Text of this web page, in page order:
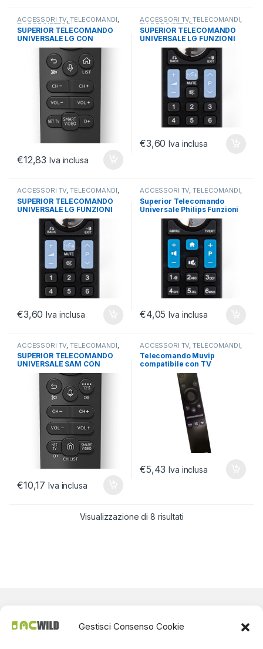
Gestisci Consenso Cookie
ACCESSORI TV,TELECOMANDI,
TV E PROIETTORI
SUPERIOR TELECOMANDO
UNIVERSALE LG CON
COMANDI VOCALI
€12,83 Iva inclusa
ACCESSORI TV,TELECOMANDI,
TV E PROIETTORI
SUPERIOR TELECOMANDO
UNIVERSALE LG FUNZIONI
SMART TV SHST TV
€3,60 Iva inclusa
ACCESSORI TV,TELECOMANDI,
TV E PROIETTORI
SUPERIOR TELECOMANDO
UNIVERSALE LG FUNZIONI
SMART TV SHST TV
€3,60 Iva inclusa
ACCESSORI TV,TELECOMANDI,
TV E PROIETTORI
Superior Telecomando
Universale Philips Funzioni
Smart Tv
€4,05 Iva inclusa
ACCESSORI TV,TELECOMANDI
TV E PROIETTORI
SUPERIOR TELECOMANDO
UNIVERSALE SAM CON
COMANDI VOCALI SAMSUNG
€10,17 Iva inclusa
ACCESSORI TV,TELECOMANDI
TV E PROIETTORI
Telecomando Muvip
compatibile con TV
€5,43 Iva inclusa
Visualizzazione di 8 risultati